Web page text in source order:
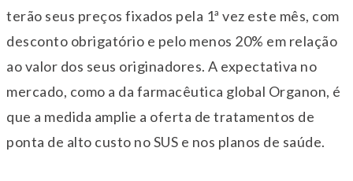
terão seus preços fixados pela 1ª vez este mês, com
desconto obrigatório e pelo menos 20% em relação
ao valor dos seus originadores. A expectativa no
mercado, como a da farmacêutica global Organon, é
que a medida amplie a oferta de tratamentos de
ponta de alto custo no SUS e nos planos de saúde.